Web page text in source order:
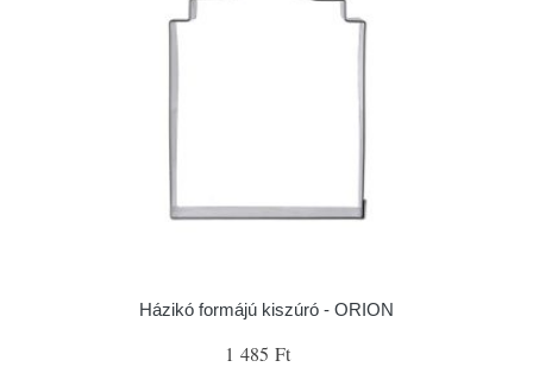
Házikó formájú kiszúró - ORION
1 485 Ft